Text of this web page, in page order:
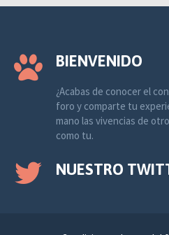
BIENVENIDO
¿Acabas de conocer el
foro y comparte tu
mano las vivencias de
como tu.
NUESTRO